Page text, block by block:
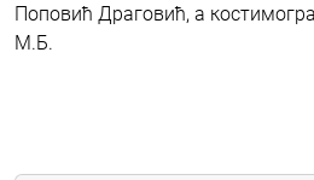
Поповић Драговић, а
М.Б.